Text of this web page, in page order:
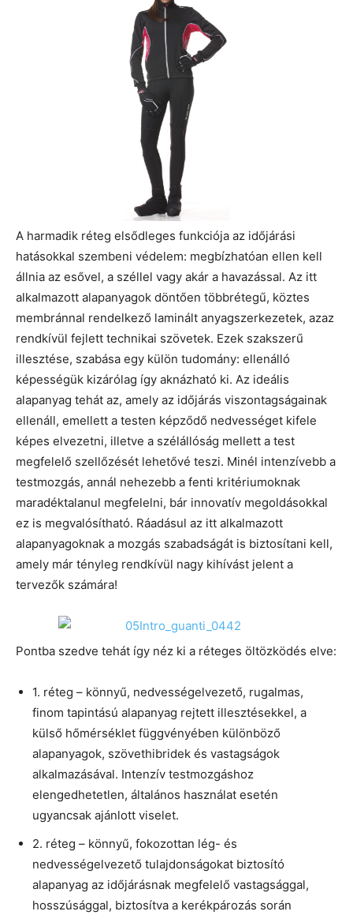
A harmadik réteg elsődleges funkciója az időjárási
hatásokkal szembeni védelem: megbízhatóan ellen kell
állnia az esővel, a széllel vagy akár a havazással. Az itt
alkalmazott alapanyagok döntően többrétegű, köztes
membránnal rendelkező laminált anyagszerkezetek, azaz
rendkívül fejlett technikai szövetek. Ezek szakszerű
illesztése, szabása egy külön tudomány: ellenálló
képességük kizárólag így aknázható ki. Az ideális
alapanyag tehát az, amely az időjárás viszontagságainak
ellenáll, emellett a testen képződő nedvességet kifele
képes elvezetni, illetve a szélállóság mellett a test
megfelelő szellőzését lehetővé teszi. Minél intenzívebb a
testmozgás, annál nehezebb a fenti kritériumoknak
maradéktalanul megfelelni, bár innovatív megoldásokkal
ez is megvalósítható. Ráadásul az itt alkalmazott
alapanyagoknak a mozgás szabadságát is biztosítani kell,
amely már tényleg rendkívül nagy kihívást jelent a
tervezők számára!
Pontba szedve tehát így néz ki a réteges öltözködés elve:
1. réteg – könnyű, nedvességelvezető, rugalmas,
finom tapintású alapanyag rejtett illesztésekkel, a
külső hőmérséklet függvényében különböző
alapanyagok, szövethibridek és vastagságok
alkalmazásával. Intenzív testmozgáshoz
elengedhetetlen, általános használat esetén
ugyancsak ajánlott viselet.
2. réteg – könnyű, fokozottan lég- és
nedvességelvezető tulajdonságokat biztosító
alapanyag az időjárásnak megfelelő vastagsággal,
hosszúsággal, biztosítva a kerékpározás során